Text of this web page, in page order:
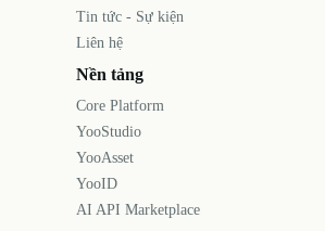
Tin tức - Sự kiện
Liên hệ
Nền tảng
Core Platform
YooStudio
YooAsset
YooID
AI API Marketplace